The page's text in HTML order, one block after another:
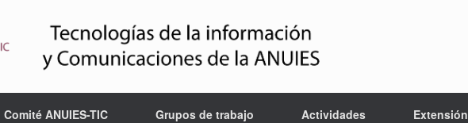
Comité ANUIES-TIC Grupos de trabajo Actividades Extensión